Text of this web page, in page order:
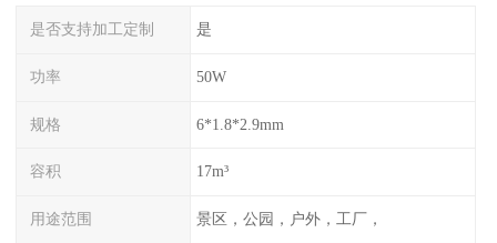
是否支持加工定制 是
功率 50W
规格 6*1.8*2.9mm
容积 17m³
用途范围 景区，公园，户外，工厂，